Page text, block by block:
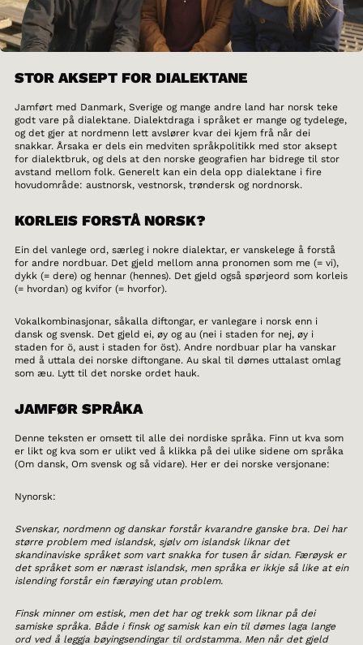
STOR AKSEPT FOR DIALEKTANE
Jamført med Danmark, Sverige og mange andre land har norsk teke
godt vare på dialektane. Dialektdraga i språket er mange og tydelege,
og det gjer at nordmenn lett avslører kvar dei kjem frå når dei
snakkar. Årsaka er dels ein medviten språkpolitikk med stor aksept
for dialektbruk, og dels at den norske geografien har bidrege til stor
avstand mellom folk. Generelt kan ein dela opp dialektane i fire
hovudområde: austnorsk, vestnorsk, trøndersk og nordnorsk.
KORLEIS FORSTÅ NORSK?
Ein del vanlege ord, særleg i nokre dialektar, er vanskelege å forstå
for andre nordbuar. Det gjeld mellom anna pronomen som me (= vi),
dykk (= dere) og hennar (hennes). Det gjeld også spørjeord som korleis
(= hvordan) og kvifor (= hvorfor).
Vokalkombinasjonar, såkalla diftongar, er vanlegare i norsk enn i
dansk og svensk. Det gjeld ei, øy og au (nei i staden for nej, øy i
staden for ö, aust i staden for öst). Andre nordbuar plar ha vanskar
med å uttala dei norske diftongane. Au skal til dømes uttalast omlag
som æu. Lytt til det norske ordet hauk.
JAMFØR SPRÅKA
Denne teksten er omsett til alle dei nordiske språka. Finn ut kva som
er likt og kva som er ulikt ved å klikka på dei ulike sidene om språka
(Om dansk, Om svensk og så vidare). Her er dei norske versjonane:
Nynorsk:
Svenskar, nordmenn og danskar forstår kvarandre ganske bra. Dei har
større problem med islandsk, sjølv om islandsk liknar det
skandinaviske språket som vart snakka for tusen år sidan. Færøysk er
det språket som er nærast islandsk, men språka er ikkje så like at ein
islending forstår ein færøying utan problem.
Finsk minner om estisk, men det har og trekk som liknar på dei
samiske språka. Både i finsk og samisk kan ein til dømes laga lange
ord ved å leggja bøyingsendingar til ordstamma. Men når det gjeld